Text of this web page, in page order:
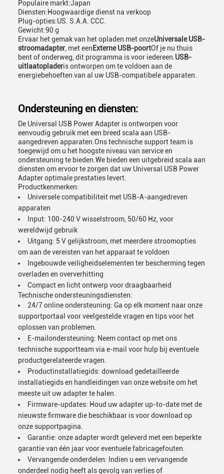
Populaire markt:Japan
Diensten:Hoogwaardige dienst na verkoop
Plug-opties:US. S.A.A. CCC.
Gewicht:90 g
Ervaar het gemak van het opladen met onzeUniversale USB-
stroomadapter, met een Externe USB-poortOf je nu thuis
bent of onderweg, dit programma is voor iedereen. USB-
uitlaatopladeris ontworpen om te voldoen aan de
energiebehoeften van al uw USB-compatibele apparaten.
Ondersteuning en diensten:
De Universal USB Power Adapter is ontworpen voor
eenvoudig gebruik met een breed scala aan USB-
aangedreven apparaten.Ons technische support team is
toegewijd om u het hoogste niveau van service en
ondersteuning te bieden.We bieden een uitgebreid scala aan
diensten om ervoor te zorgen dat uw Universal USB Power
Adapter optimale prestaties levert.
Productkenmerken:
Universele compatibiliteit met USB-A-aangedreven
apparaten
Input: 100-240 V wisselstroom, 50/60 Hz, voor
wereldwijd gebruik
Uitgang: 5 V gelijkstroom, met meerdere stroomopties
om aan de vereisten van het apparaat te voldoen
Ingebouwde veiligheidselementen ter bescherming tegen
overladen en oververhitting
Compact en licht ontwerp voor draagbaarheid
Technische ondersteuningsdiensten:
24/7 online ondersteuning: Ga op elk moment naar onze
supportportaal voor veelgestelde vragen en tips voor het
oplossen van problemen.
E-mailondersteuning: Neem contact op met ons
technische supportteam via e-mail voor hulp bij eventuele
productgerelateerde vragen.
Productinstallatiegids: download gedetailleerde
installatiegids en handleidingen van onze website om het
meeste uit uw adapter te halen.
Firmware-updates: Houd uw adapter up-to-date met de
nieuwste firmware die beschikbaar is voor download op
onze supportpagina.
Garantie: onze adapter wordt geleverd met een beperkte
garantie van één jaar voor eventuele fabricagefouten.
Vervangende onderdelen: Indien u een vervangende
onderdeel nodig heeft als gevolg van verlies of